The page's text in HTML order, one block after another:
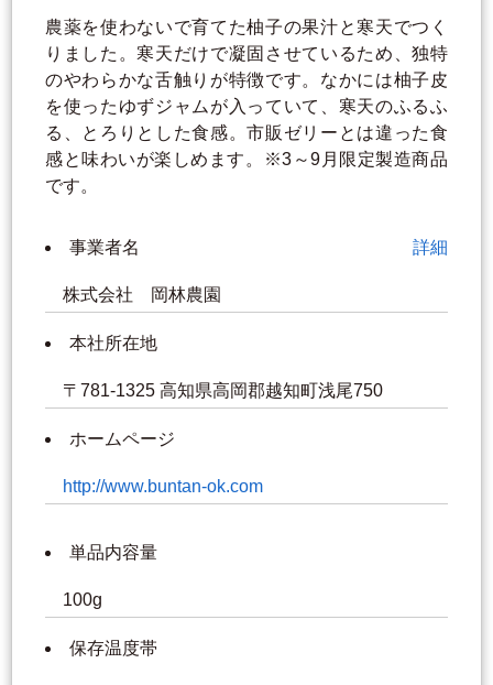
農薬を使わないで育てた柚子の果汁と寒天でつく
りました。寒天だけで凝固させているため、独特
のやわらかな舌触りが特徴です。なかには柚子皮
を使ったゆずジャムが入っていて、寒天のふるふ
る、とろりとした食感。市販ゼリーとは違った食
感と味わいが楽しめます。※3～9月限定製造商品
です。
事業者名 詳細
株式会社 岡林農園
本社所在地
〒781-1325 高知県高岡郡越知町浅尾750
ホームページ
http://www.buntan-ok.com
単品内容量
100g
保存温度帯